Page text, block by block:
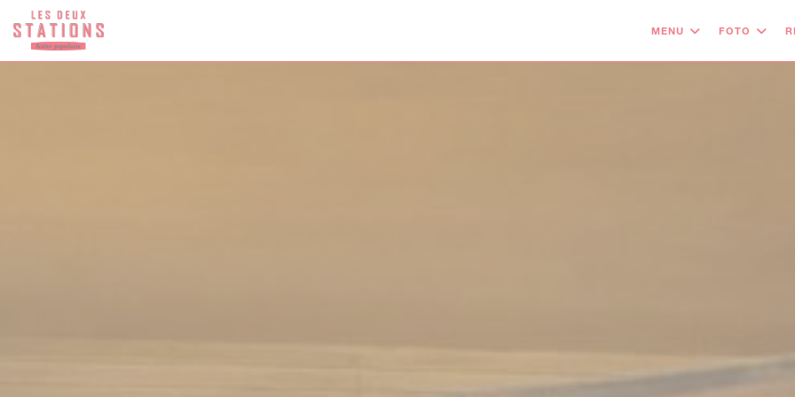
Personalizzazione delle tue scelte sui cookie
MENU FOTO